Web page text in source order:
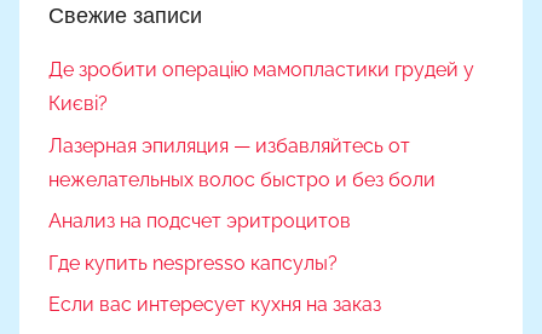
Свежие записи
Де зробити операцію мамопластики грудей у
Києві?
Лазерная эпиляция — избавляйтесь от
нежелательных волос быстро и без боли
Анализ на подсчет эритроцитов
Где купить nespresso капсулы?
Если вас интересует кухня на заказ